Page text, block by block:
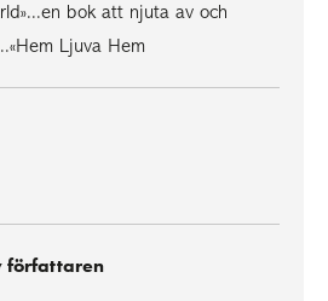
bok att njuta av och
Ljuva Hem
författaren